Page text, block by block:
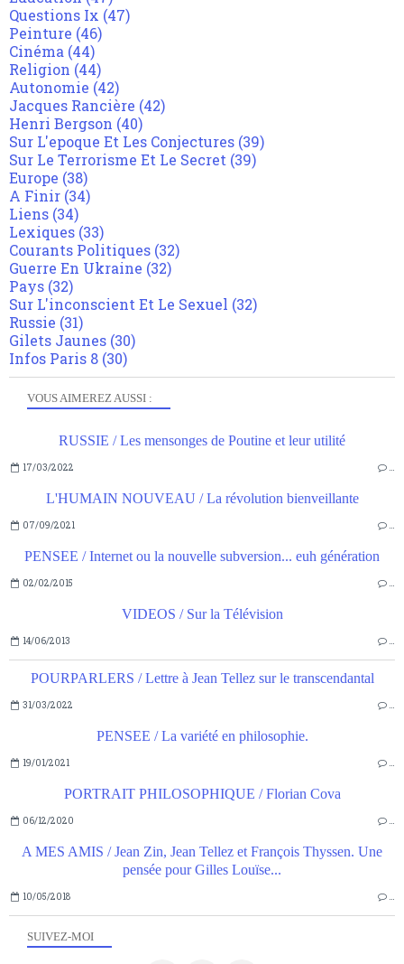
SUIVEZ-MOI
VOUS AIMEREZ AUSSI :
RUSSIE / Les mensonges de Poutine et leur utilité
17/03/2022 …
L'HUMAIN NOUVEAU / La révolution bienveillante
07/09/2021 …
PENSEE / Internet ou la nouvelle subversion... euh génération
02/02/2015 …
VIDEOS / Sur la Télévision
14/06/2013 …
POURPARLERS / Lettre à Jean Tellez sur le transcendantal
31/03/2022 …
PENSEE / La variété en philosophie.
19/01/2021 …
PORTRAIT PHILOSOPHIQUE / Florian Cova
06/12/2020 …
A MES AMIS / Jean Zin, Jean Tellez et François Thyssen. Une
pensée pour Gilles Louïse...
10/05/2018 …
Questions Ix (47)
Peinture (46)
Cinéma (44)
Religion (44)
Autonomie (42)
Jacques Rancière (42)
Henri Bergson (40)
Sur L'epoque Et Les Conjectures (39)
Sur Le Terrorisme Et Le Secret (39)
Europe (38)
A Finir (34)
Liens (34)
Lexiques (33)
Courants Politiques (32)
Guerre En Ukraine (32)
Pays (32)
Sur L'inconscient Et Le Sexuel (32)
Russie (31)
Gilets Jaunes (30)
Infos Paris 8 (30)